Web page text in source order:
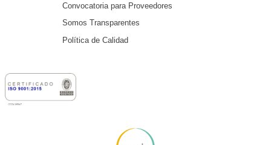
Convocatoria para Proveedores
Somos Transparentes
Política de Calidad